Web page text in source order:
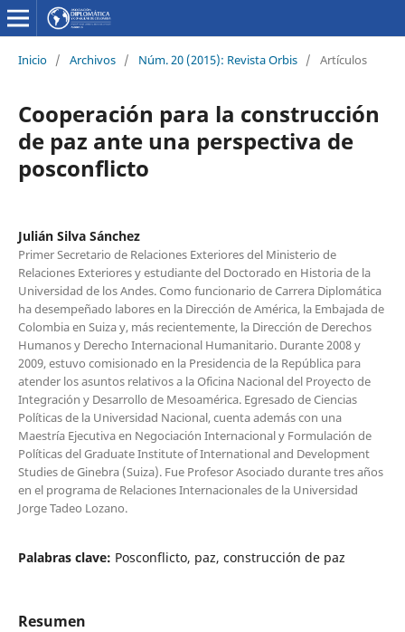
Inicio / Archivos / Núm. 20 (2015): Revista Orbis / Artículos
Cooperación para la construcción
de paz ante una perspectiva de
posconflicto
Julián Silva Sánchez
Primer Secretario de Relaciones Exteriores del Ministerio de
Relaciones Exteriores y estudiante del Doctorado en Historia de la
Universidad de los Andes. Como funcionario de Carrera Diplomática
ha desempeñado labores en la Dirección de América, la Embajada de
Colombia en Suiza y, más recientemente, la Dirección de Derechos
Humanos y Derecho Internacional Humanitario. Durante 2008 y
2009, estuvo comisionado en la Presidencia de la República para
atender los asuntos relativos a la Oficina Nacional del Proyecto de
Integración y Desarrollo de Mesoamérica. Egresado de Ciencias
Políticas de la Universidad Nacional, cuenta además con una
Maestría Ejecutiva en Negociación Internacional y Formulación de
Políticas del Graduate Institute of International and Development
Studies de Ginebra (Suiza). Fue Profesor Asociado durante tres años
en el programa de Relaciones Internacionales de la Universidad
Jorge Tadeo Lozano.
Palabras clave: Posconflicto, paz, construcción de paz
Resumen